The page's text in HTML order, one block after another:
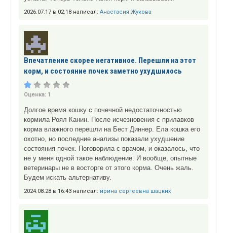
2026.07.17 в 02:18 написал: Анастасия Жукова
Впечатление скорее негативное. Перешли на этот
корм, и состояние почек заметно ухудшилось
Оценка: 1
Долгое время кошку с почечной недостаточностью
кормила Роял Канин. После исчезновения с прилавков
корма влажного перешли на Бест Диннер. Ела кошка его
охотно, но последние анализы показали ухудшение
состояния почек. Поговорила с врачом, и оказалось, что
не у меня одной такое наблюдение. И вообще, опытные
ветеринары не в восторге от этого корма. Очень жаль.
Будем искать альтернативу.
2024.08.28 в 16:43 написал: ирина сергеевна шацких